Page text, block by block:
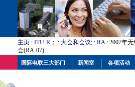
主页 : ITU-R ； : 大会和会议; : RA: 2007年
会(RA-07)
国际电联三大部门 新闻室 各项活动